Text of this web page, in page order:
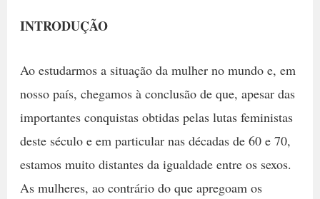
INTRODUÇÃO
Ao estudarmos a situação da mulher no mundo e, em
nosso país, chegamos à conclusão de que, apesar das
importantes conquistas obtidas pelas lutas feministas
deste século e em particular nas décadas de 60 e 70,
estamos muito distantes da igualdade entre os sexos.
As mulheres, ao contrário do que apregoam os